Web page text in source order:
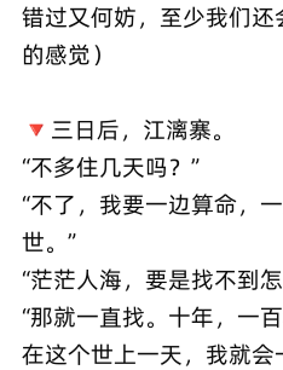
错过又何妨，至少我们
的感觉）
🔻三日后，江漓寨。
“不多住几天吗？”
“不了，我要一边算命，
世。”
“茫茫人海，要是找不到
“那就一直找。十年，一
在这个世上一天，我就会